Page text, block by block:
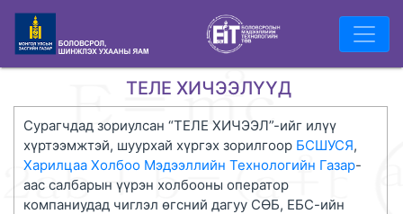
ТЕЛЕ ХИЧЭЭЛҮҮД
Сурагчдад зориулсан “ТЕЛЕ ХИЧЭЭЛ”-ийг илүү
хүртээмжтэй, шуурхай хүргэх зорилгоор БСШУСЯ,
Харилцаа Холбоо Мэдээллийн Технологийн Газар-
аас салбарын үүрэн холбооны оператор
компаниудад чиглэл өгсний дагуу СӨБ, ЕБС-ийн